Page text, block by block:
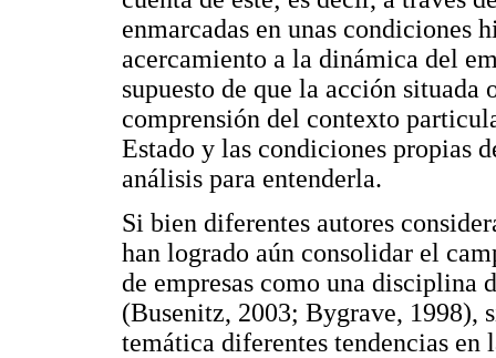
enmarcadas en unas condiciones
acercamiento a la dinámica del
supuesto de que la acción
comprensión del contexto
Estado y las condiciones propias
análisis para entenderla.
Si bien diferentes autores
han logrado aún consolidar el
de empresas como una
(Busenitz, 2003; Bygrave, 1998),
temática diferentes tendencias en